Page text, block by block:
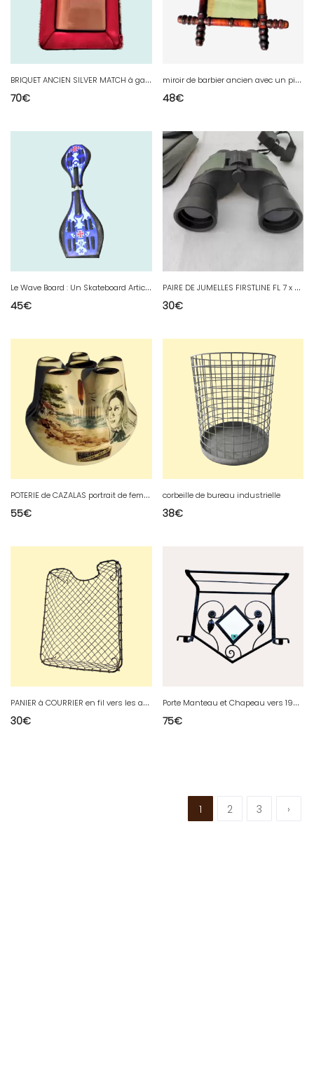
B
RIQUET ANCIEN SILVER MATCH à gaz dans sa boite dorigine édition LUXE
70€
m
iroir de barbier ancien avec un piton pour l'accrochage vers 1900/1930
48€
L
e Wave Board : Un Skateboard Articulé Pour Glisser En Ville avec son sac de transport état neuf
45€
P
AIRE DE JUMELLES FIRSTLINE FL 7 x 50 AVEC sa SACOCHE
30€
P
OTERIE de CAZALAS portrait de femme avec son étiquette décoré main
55€
corbeille de bureau industrielle
38€
P
ANIER à COURRIER en fil vers les années 1940/1950
30€
P
orte Manteau et Chapeau vers 1900/1930 En Fer Forgé à 2 patères avec son miroir
75€
1 2 3 ›